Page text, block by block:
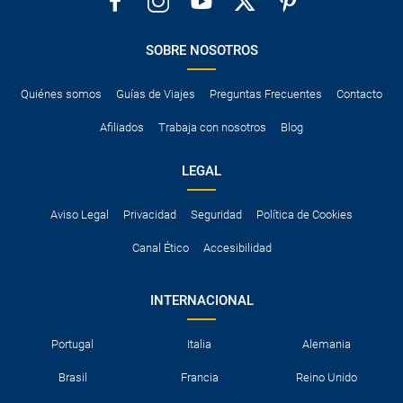
condiciones particulares de la compañía de alquiler de coche en
SOBRE NOSOTROS
Quiénes somos Guías de Viajes Preguntas Frecuentes Contacto
Afiliados Trabaja con nosotros Blog
LEGAL
Aviso Legal Privacidad Seguridad Política de Cookies
Canal Ético Accesibilidad
INTERNACIONAL
Portugal Italia Alemania
Brasil Francia Reino Unido